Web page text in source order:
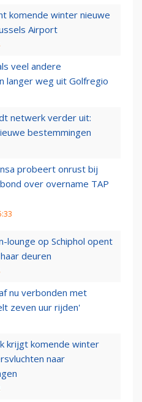
komende winter nieuwe
Airport
veel andere
langer weg uit Golfregio
netwerk verder uit:
bestemmingen
probeert onrust bij
over overname TAP
lounge op Schiphol opent
deuren
nu verbonden met
zeven uur rijden'
krijgt komende winter
naar